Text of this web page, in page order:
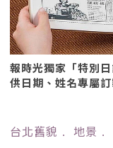
報時光獨家「特別
供日期、姓名專屬
台北舊貌 ﹒ 地景 ﹒